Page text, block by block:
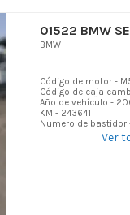
01522 BMW
BMW
Código de motor -
Código de caja
Año de vehículo -
KM - 243641
Numero de bastidor
Ver